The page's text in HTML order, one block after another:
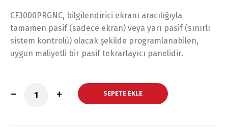
CF3000PRGNC, bilgilendirici ekranı aracılığıyla
tamamen pasif (sadece ekran) veya yarı pasif (sınırlı
sistem kontrolü) olacak şekilde programlanabilen,
uygun maliyetli bir pasif tekrarlayıcı panelidir.
SEPETE EKLE